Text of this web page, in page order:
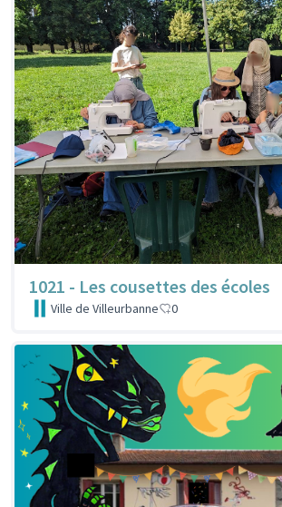
1021 - Les cousettes des écoles
Ville de Villeurbanne 0